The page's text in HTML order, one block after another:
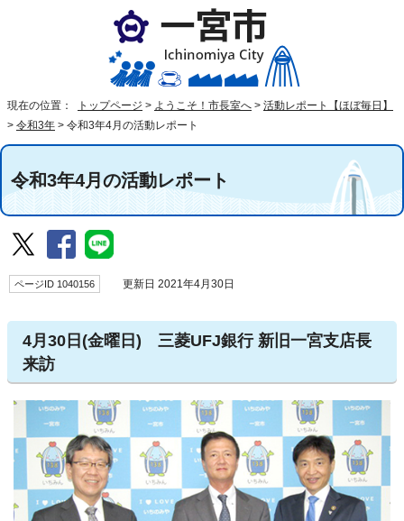
現在の位置： トップページ > ようこそ！市長室へ > 活動レポート【ほぼ毎日】
> 令和3年 > 令和3年4月の活動レポート
令和3年4月の活動レポート
ページID 1040156 更新日 2021年4月30日
4月30日(金曜日) 三菱UFJ銀行 新旧一宮支店長
来訪